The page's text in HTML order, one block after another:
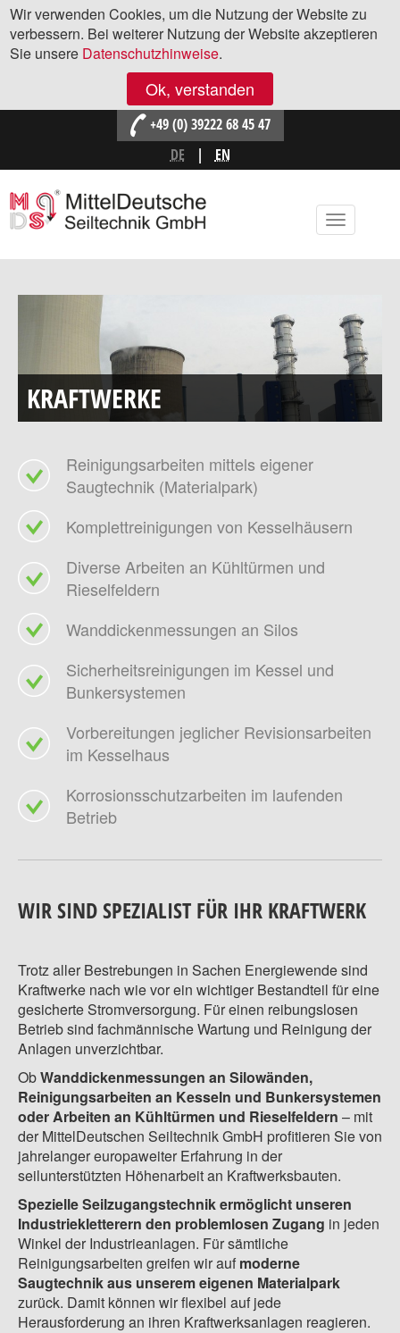
Wir verwenden Cookies, um die Nutzung der Website zu
verbessern. Bei weiterer Nutzung der Website akzeptieren
Sie unsere Datenschutzhinweise.
Ok, verstanden
+49 (0) 39222 68 45 47
DE
EN
Toggle
navigation
KRAFTWERKE
Reinigungsarbeiten mittels eigener
Saugtechnik (Materialpark)
Komplettreinigungen von Kesselhäusern
Diverse Arbeiten an Kühltürmen und
Rieselfeldern
Wanddickenmessungen an Silos
Sicherheitsreinigungen im Kessel und
Bunkersystemen
Vorbereitungen jeglicher Revisionsarbeiten
im Kesselhaus
Korrosionsschutzarbeiten im laufenden
Betrieb
WIR SIND SPEZIALIST FÜR IHR KRAFTWERK
Trotz aller Bestrebungen in Sachen Energiewende sind
Kraftwerke nach wie vor ein wichtiger Bestandteil für eine
gesicherte Stromversorgung. Für einen reibungslosen
Betrieb sind fachmännische Wartung und Reinigung der
Anlagen unverzichtbar.
ObWanddickenmessungen an Silowänden,
Reinigungsarbeiten an Kesseln und Bunkersystemen
oder Arbeiten an Kühltürmen und Rieselfeldern – mit
der MittelDeutschen Seiltechnik GmbH profitieren Sie von
jahrelanger europaweiter Erfahrung in der
seilunterstützten Höhenarbeit an Kraftwerksbauten.
Spezielle Seilzugangstechnik ermöglicht unseren
Industriekletterern den problemlosen Zugang in jeden
Winkel der Industrieanlagen. Für sämtliche
Reinigungsarbeiten greifen wir auf moderne
Saugtechnik aus unserem eigenen Materialpark
zurück. Damit können wir flexibel auf jede
Herausforderung an ihren Kraftwerksanlagen reagieren.